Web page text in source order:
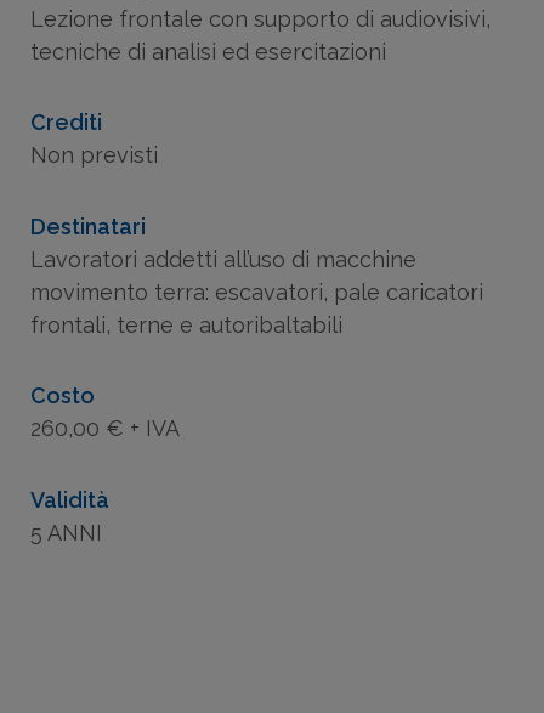
Lezione frontale con supporto di audiovisivi,
tecniche di analisi ed esercitazioni
Crediti
Non previsti
Destinatari
Lavoratori addetti all’uso di macchine
movimento terra: escavatori, pale caricatori
frontali, terne e autoribaltabili
Costo
260,00 € + IVA
Validità
5 ANNI